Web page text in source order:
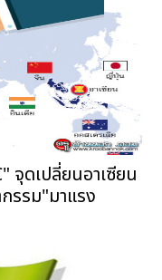
จุดเปลี่ยนอาเซียน
รรม"มาแรง